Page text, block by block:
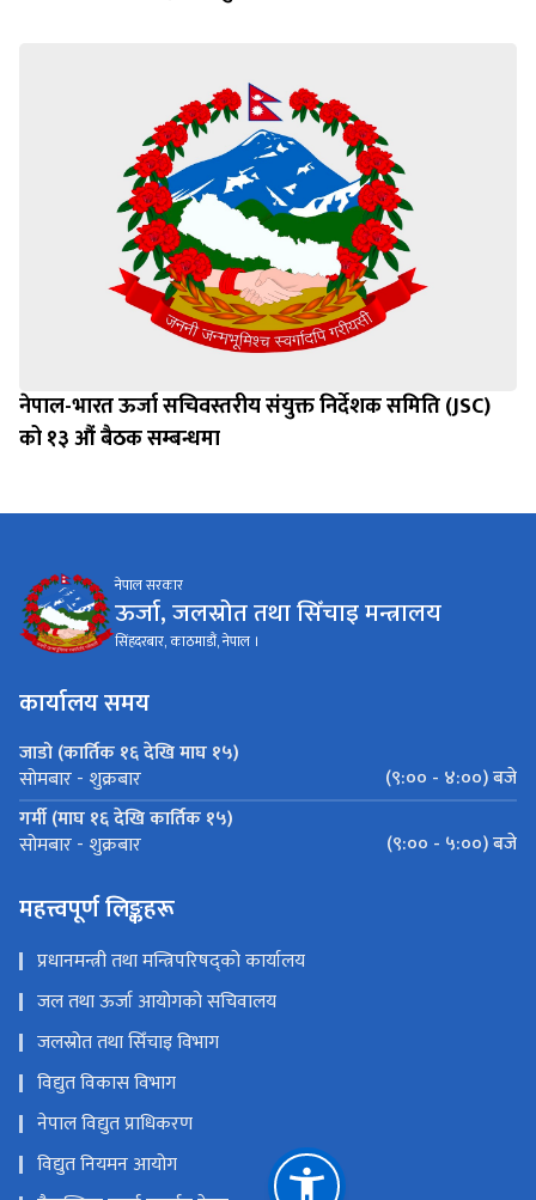
नेपाल-भारत ऊर्जा सचिवस्तरीय संयुक्त निर्देशक समिति (JSC)
को १३ औं बैठक सम्बन्धमा
नेपाल सरकार
ऊर्जा, जलस्रोत तथा सिँचाइ मन्त्रालय
सिंहदरबार, काठमाडौं, नेपाल ।
कार्यालय समय
जाडो (कार्तिक १६ देखि माघ १५)
सोमबार - शुक्रबार
(९:०० - ४:००) बजे
गर्मी (माघ १६ देखि कार्तिक १५)
सोमबार - शुक्रबार (९:०० - ५:००) बजे
महत्त्वपूर्ण लिङ्कहरू
प्रधानमन्त्री तथा मन्त्रिपरिषद्को कार्यालय
जल तथा ऊर्जा आयोगको सचिवालय
जलस्रोत तथा सिँचाइ विभाग
विद्युत विकास विभाग
नेपाल विद्युत प्राधिकरण
विद्युत नियमन आयोग